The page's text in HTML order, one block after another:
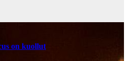
on kuollut